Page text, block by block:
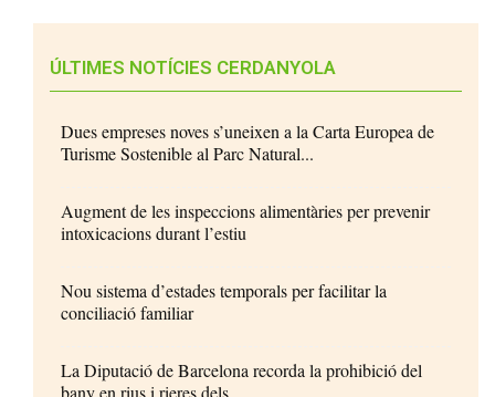
ÚLTIMES NOTÍCIES CERDANYOLA
Dues empreses noves s’uneixen a la Carta Europea de
Turisme Sostenible al Parc Natural...
Augment de les inspeccions alimentàries per prevenir
intoxicacions durant l’estiu
Nou sistema d’estades temporals per facilitar la
conciliació familiar
La Diputació de Barcelona recorda la prohibició del
bany en rius i rieres dels...